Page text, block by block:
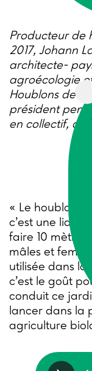
Producteur de
2017, Johann
architecte-
agroécologie
Houblons de
président
en collectif, au
« Le houblon
c’est une liane
faire 10 mètres
mâles et
utilisée dans la
c’est le goût
conduit ce
lancer dans la
agriculture